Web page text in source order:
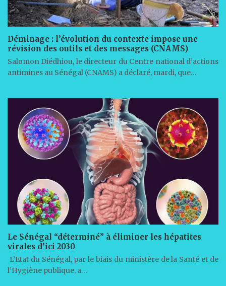
Déminage : l’évolution du contexte impose une
révision des outils et des messages (CNAMS)
Salomon Diédhiou, le directeur du Centre national d’actions
antimines au Sénégal (CNAMS) a déclaré, mardi, que…
Le Sénégal “déterminé” à éliminer les hépatites
virales d’ici 2030
L’Etat du Sénégal, par le biais du ministère de la Santé et de
l’Hygiène publique, a…